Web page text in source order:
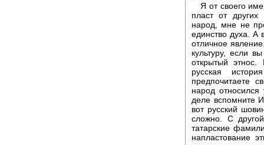
Я от своего
пласт от
народ, мне не
единство духа. А
отличное
культуру, если
открытый
русская
предпочитаете
народ
деле вспомните
вот русский
сложно. С
татарские
напластование